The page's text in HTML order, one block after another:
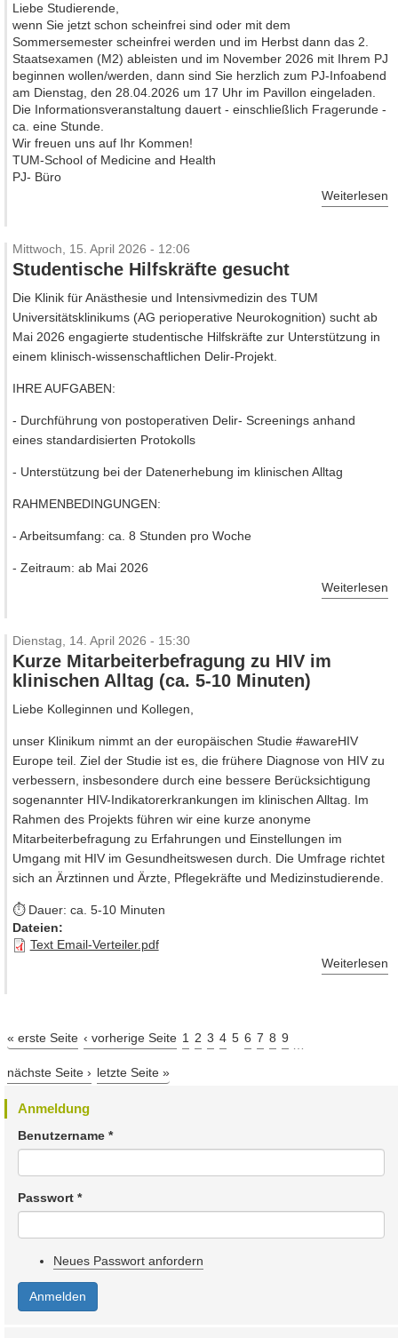
Liebe Studierende,
wenn Sie jetzt schon scheinfrei sind oder mit dem
Sommersemester scheinfrei werden und im Herbst dann das 2.
Staatsexamen (M2) ableisten und im November 2026 mit Ihrem PJ
beginnen wollen/werden, dann sind Sie herzlich zum PJ-Infoabend
am Dienstag, den 28.04.2026 um 17 Uhr im Pavillon eingeladen.
Die Informationsveranstaltung dauert - einschließlich Fragerunde -
ca. eine Stunde.
Wir freuen uns auf Ihr Kommen!
TUM-School of Medicine and Health
PJ- Büro
Weiterlesen
Mittwoch, 15. April 2026 - 12:06
Studentische Hilfskräfte gesucht
Die Klinik für Anästhesie und Intensivmedizin des TUM
Universitätsklinikums (AG perioperative Neurokognition) sucht ab
Mai 2026 engagierte studentische Hilfskräfte zur Unterstützung in
einem klinisch-wissenschaftlichen Delir-Projekt.
IHRE AUFGABEN:
- Durchführung von postoperativen Delir- Screenings anhand
eines standardisierten Protokolls
- Unterstützung bei der Datenerhebung im klinischen Alltag
RAHMENBEDINGUNGEN:
- Arbeitsumfang: ca. 8 Stunden pro Woche
- Zeitraum: ab Mai 2026
Weiterlesen
Dienstag, 14. April 2026 - 15:30
Kurze Mitarbeiterbefragung zu HIV im
klinischen Alltag (ca. 5-10 Minuten)
Liebe Kolleginnen und Kollegen,
unser Klinikum nimmt an der europäischen Studie #awareHIV
Europe teil. Ziel der Studie ist es, die frühere Diagnose von HIV zu
verbessern, insbesondere durch eine bessere Berücksichtigung
sogenannter HIV-Indikatorerkrankungen im klinischen Alltag. Im
Rahmen des Projekts führen wir eine kurze anonyme
Mitarbeiterbefragung zu Erfahrungen und Einstellungen im
Umgang mit HIV im Gesundheitswesen durch. Die Umfrage richtet
sich an Ärztinnen und Ärzte, Pflegekräfte und Medizinstudierende.
⏱ Dauer: ca. 5-10 Minuten
Dateien:
Text Email-Verteiler.pdf
Weiterlesen
« erste Seite ‹ vorherige Seite 1 2 3 4 5 6 7 8 9
nächste Seite › letzte Seite »
Anmeldung
Benutzername*
Passwort*
Neues Passwort anfordern
Anmelden